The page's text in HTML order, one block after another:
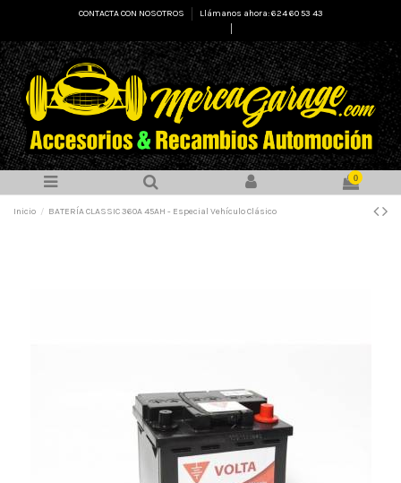
CONTACTA CON NOSOTROS
Llámanos ahora: 624 60 53 43
0
Inicio BATERÍA CLASSIC 360A 45AH - Especial Vehículo Clásico